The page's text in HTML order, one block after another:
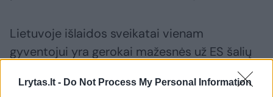
Lrytas.lt - Do Not Process My Personal Information
Lietuvoje išlaidos sveikatai vienam
gyventojui yra gerokai mažesnės už ES šalių
trūkumu, ypač regionuose. Vadinasi, tie